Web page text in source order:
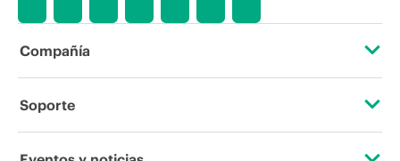
condiciones del mercado,
promociones de fin de la vida útil y
Compañía
Acerca de HPE
Soporte
Servicios de soporte operativo